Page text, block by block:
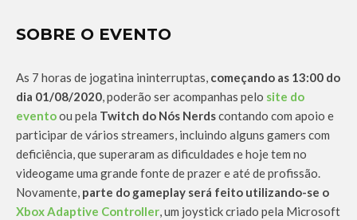
SOBRE O EVENTO
As 7 horas de jogatina ininterruptas, começando as 13:00 do
dia 01/08/2020, poderão ser acompanhas pelo site do
eventoou pela Twitch do Nós Nerdscontando com apoio e
participar de vários streamers, incluindo alguns gamers com
deficiência, que superaram as dificuldades e hoje tem no
videogame uma grande fonte de prazer e até de profissão.
Novamente, parte do gameplay será feito utilizando-se o
Xbox Adaptive Controller, um joystick criado pela Microsoft